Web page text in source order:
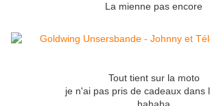
La mienne pas encore
Tout tient sur la moto
je n'ai pas pris de cadeaux dans